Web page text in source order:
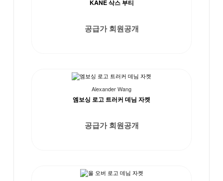
KANE 삭스 부티
공급가 회원공개
Alexander Wang
엠보싱 로고 트러커 데님 자켓
공급가 회원공개